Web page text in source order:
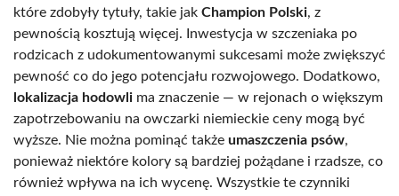
które zdobyły tytuły, takie jak Champion Polski, z
pewnością kosztują więcej. Inwestycja w szczeniaka po
rodzicach z udokumentowanymi sukcesami może zwiększyć
pewność co do jego potencjału rozwojowego. Dodatkowo,
lokalizacja hodowli ma znaczenie — w rejonach o większym
zapotrzebowaniu na owczarki niemieckie ceny mogą być
wyższe. Nie można pominąć także umaszczenia psów,
ponieważ niektóre kolory są bardziej pożądane i rzadsze, co
również wpływa na ich wycenę. Wszystkie te czynniki